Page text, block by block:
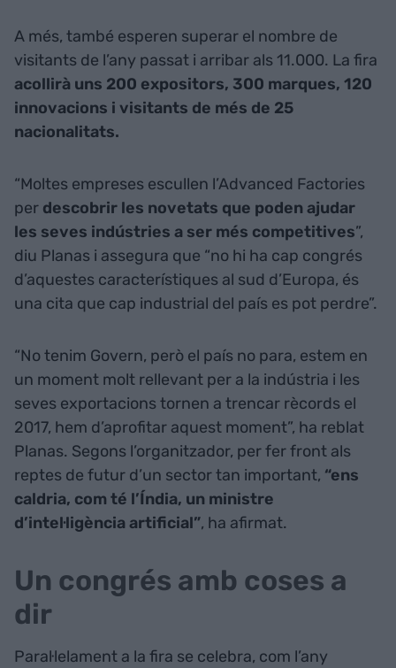
A més, també esperen superar el nombre de
visitants de l’any passat i arribar als 11.000. La fira
acollirà uns 200 expositors, 300 marques, 120
innovacions i visitants de més de 25
nacionalitats.
“Moltes empreses escullen l’Advanced Factories
per descobrir les novetats que poden ajudar
les seves indústries a ser més competitives”,
diu Planas i assegura que “no hi ha cap congrés
d’aquestes característiques al sud d’Europa, és
una cita que cap industrial del país es pot perdre”.
“No tenim Govern, però el país no para, estem en
un moment molt rellevant per a la indústria i les
seves exportacions tornen a trencar rècords el
2017, hem d’aprofitar aquest moment”, ha reblat
Planas. Segons l’organitzador, per fer front als
reptes de futur d’un sector tan important, “ens
caldria, com té l’Índia, un ministre
d’intel·ligència artificial”, ha afirmat.
Un congrés amb coses a
dir
Paral·lelament a la fira se celebra, com l’any